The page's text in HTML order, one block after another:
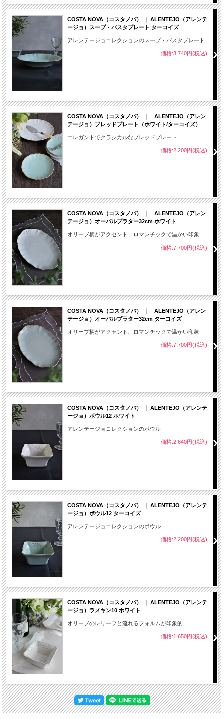
COSTA NOVA（コスタノバ） ｜ ALENTEJO（アレンテ
ージョ）スープ・パスタプレート ターコイズ
アレンテージョコレクションのスープ・パスタプレート
価格:3,740円(税込)
COSTA NOVA（コスタノバ） ｜ ALENTEJO（アレン
テージョ）ブレッドプレート（ホワイト/ターコイズ）
エレガントでクラシカルなブレッドプレート
価格:2,200円(税込)
COSTA NOVA（コスタノバ） ｜ ALENTEJO（アレン
テージョ）オーバルプラター32cm ホワイト
オリーブ柄がアクセント、ロマンチックで温かい印象
価格:7,700円(税込)
COSTA NOVA（コスタノバ） ｜ ALENTEJO（アレン
テージョ）オーバルプラター32cm ターコイズ
オリーブ柄がアクセント、ロマンチックで温かい印象
価格:7,700円(税込)
COSTA NOVA（コスタノバ） ｜ ALENTEJO（アレンテ
ージョ）ボウル12 ホワイト
アレンテージョコレクションのボウル
価格:2,640円(税込)
COSTA NOVA（コスタノバ） ｜ ALENTEJO（アレンテ
ージョ）ボウル12 ターコイズ
アレンテージョコレクションのボウル
価格:2,200円(税込)
COSTA NOVA（コスタノバ） ｜ ALENTEJO（アレンテ
ージョ）ラメキン10 ホワイト
オリーブのレリーフと流れるフォルムが印象的
価格:1,650円(税込)